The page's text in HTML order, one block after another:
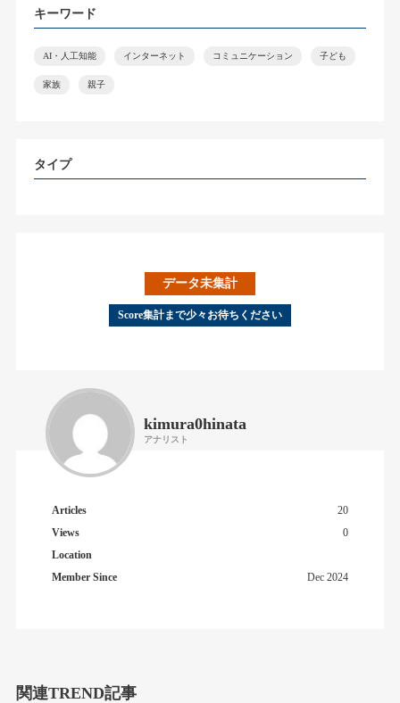
キーワード
AI・人工知能 インターネット コミュニケーション 子ども
家族 親子
タイプ
データ未集計
Score集計まで少々お待ちください
kimura0hinata
アナリスト
Articles
20
Views
0
Location
Member Since
Dec 2024
関連TREND記事